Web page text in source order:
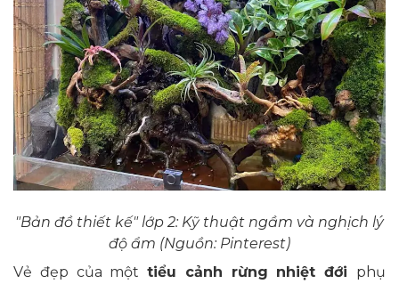
"Bản đồ thiết kế" lớp 2: Kỹ thuật ngầm và nghịch lý
độ ẩm (Nguồn: Pinterest)
Vẻ đẹp của mộttiểu cảnh rừng nhiệt đới phụ